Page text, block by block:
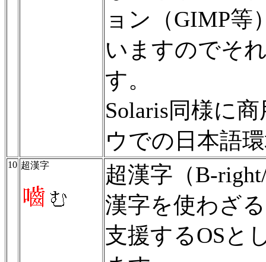
ョン（GIMP等
いますのでそ
す。
Solaris同様に
ウでの日本語
10 超漢字
超漢字（B-
漢字を使わざ
支援するOSと